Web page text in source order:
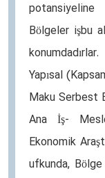
Bölgeler işbu
Yapısal
Maku Serbest
Ana İş-
Ekonomik
ufkunda,